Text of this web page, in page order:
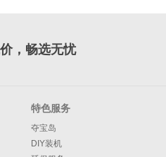
，畅选无忧
特色服务
夺宝岛
DIY装机